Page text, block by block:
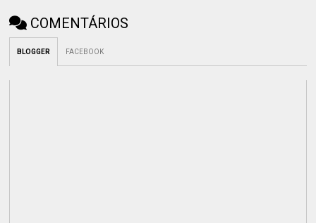
COMENTÁRIOS
BLOGGER FACEBOOK